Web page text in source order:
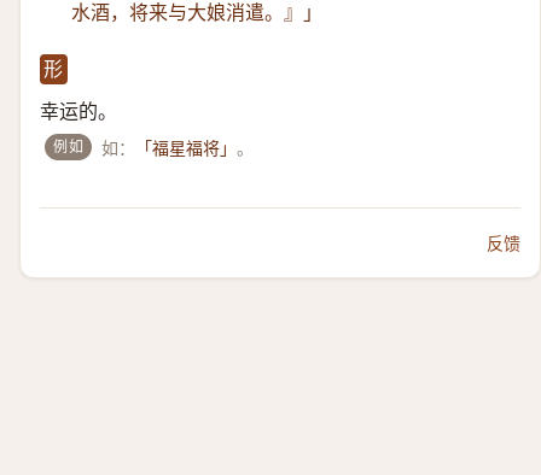
水酒，将来与大娘消遣。』」
形
幸运的。
例如 如： 「福星福将」。
反馈